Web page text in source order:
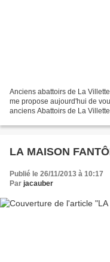
Anciens abattoirs de La
me propose aujourd'hui de
anciens Abattoirs de La
LA MAISON
Publié le 26/11/2013 à 10:17
Par jacauber